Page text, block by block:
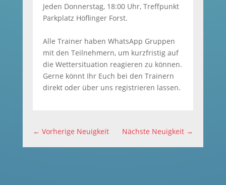
Jeden Donnerstag, 18:00 Uhr, Treffpunkt
Parkplatz Höflinger Forst.
Alle Trainer haben WhatsApp Gruppen
mit den Teilnehmern, um kurzfristig auf
die Wettersituation reagieren zu können.
Gerne könnt Ihr Euch bei den Trainern
direkt oder über uns registrieren lassen.
← Vorherige Neuigkeit Nächste Neuigkeit →